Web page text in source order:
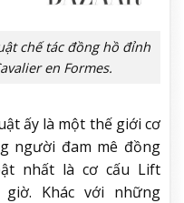
chế tác đồng hồ đỉnh
en Formes.
ấy là một thế giới cơ
người đam mê đồng
nhất là cơ cấu Lift
Khác với những